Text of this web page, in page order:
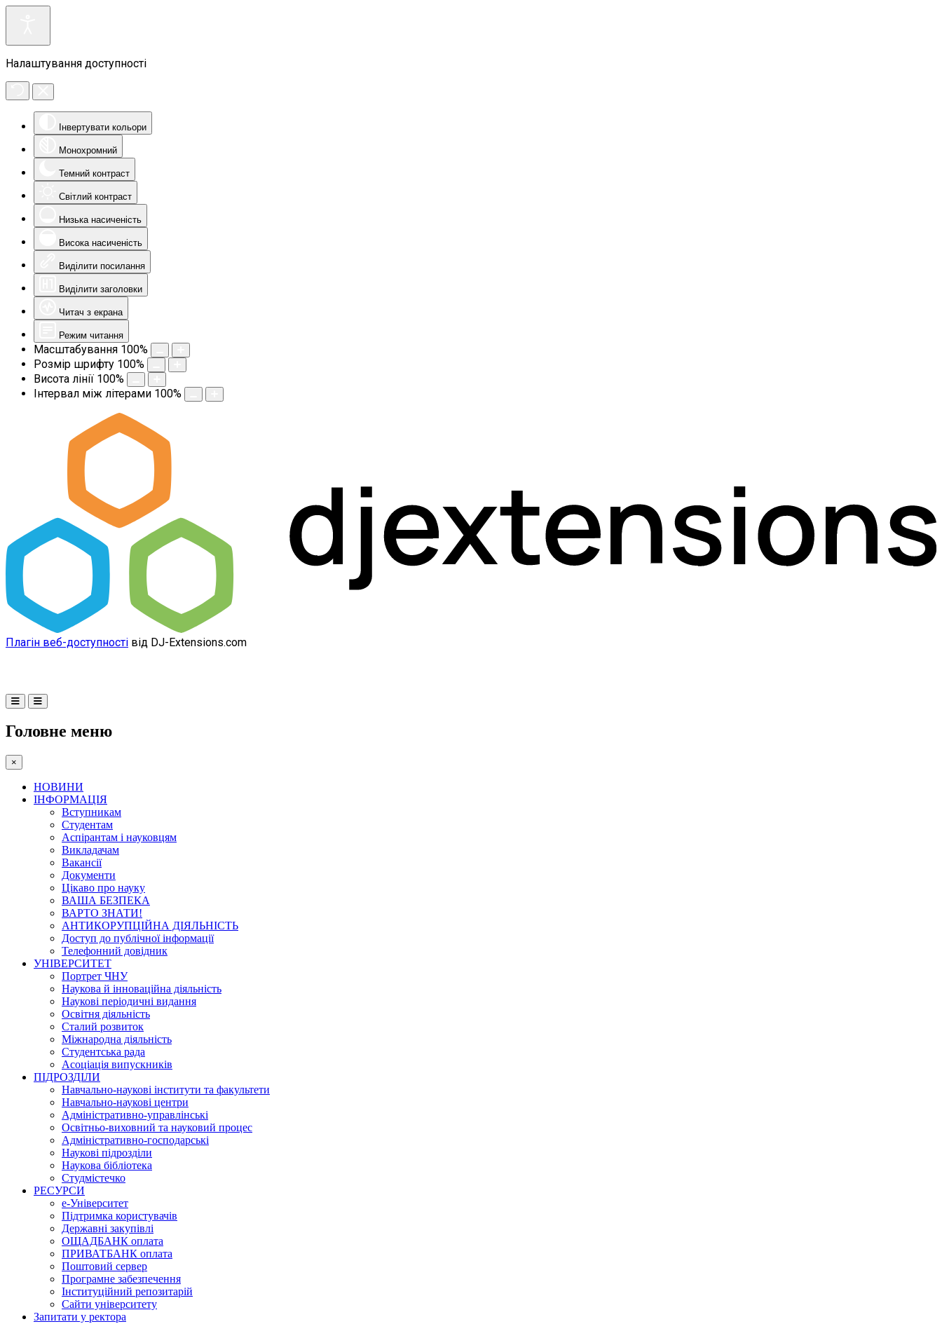
Налаштування доступності
Інвертувати кольори
Монохромний
Темний контраст
Світлий контраст
Низька насиченість
Висока насиченість
Виділити посилання
Виділити заголовки
Читач з екрана
Режим читання
Масштабування 100%
Розмір шрифту 100%
Висота лінії 100%
Інтервал між літерами 100%
Плагін веб-доступності від DJ-Extensions.com
Головне меню
×
НОВИНИ
ІНФОРМАЦІЯ
Вступникам
Студентам
Аспірантам і науковцям
Викладачам
Вакансії
Документи
Цікаво про науку
ВАША БЕЗПЕКА
ВАРТО ЗНАТИ!
АНТИКОРУПЦІЙНА ДІЯЛЬНІСТЬ
Доступ до публічної інформації
Телефонний довідник
УНІВЕРСИТЕТ
Портрет ЧНУ
Наукова й інноваційна діяльність
Наукові періодичні видання
Освітня діяльність
Сталий розвиток
Міжнародна діяльність
Студентська рада
Асоціація випускників
ПІДРОЗДІЛИ
Навчально-наукові інститути та факультети
Навчально-наукові центри
Адміністративно-управлінські
Освітньо-виховний та науковий процес
Адміністративно-господарські
Наукові підрозділи
Наукова бібліотека
Студмістечко
РЕСУРСИ
е-Університет
Підтримка користувачів
Державні закупівлі
ОЩАДБАНК оплата
ПРИВАТБАНК оплата
Поштовий сервер
Програмне забезпечення
Інституційний репозитарій
Сайти університету
Запитати у ректора